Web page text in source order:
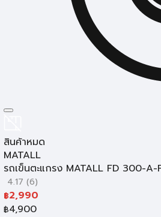
รถเข็นอเนกประสงค์
สินค้าหมด
MATALL
รถเข็นตะแกรง MATALL FD 300-
4.17 (6)
฿2,990
฿4,900